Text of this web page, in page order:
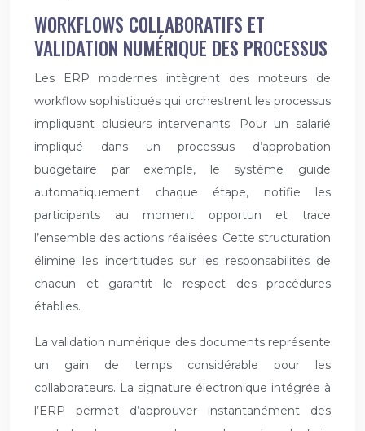
WORKFLOWS COLLABORATIFS ET
VALIDATION NUMÉRIQUE DES PROCESSUS
Les ERP modernes intègrent des moteurs de
workflow sophistiqués qui orchestrent les processus
impliquant plusieurs intervenants. Pour un salarié
impliqué dans un processus d’approbation
budgétaire par exemple, le système guide
automatiquement chaque étape, notifie les
participants au moment opportun et trace
l’ensemble des actions réalisées. Cette structuration
élimine les incertitudes sur les responsabilités de
chacun et garantit le respect des procédures
établies.
La validation numérique des documents représente
un gain de temps considérable pour les
collaborateurs. La signature électronique intégrée à
l’ERP permet d’approuver instantanément des